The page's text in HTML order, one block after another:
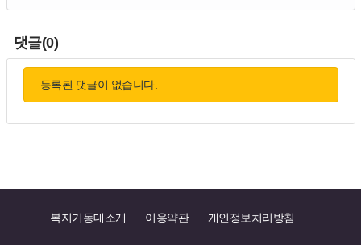
댓글(0)
등록된 댓글이 없습니다.
복지기동대소개 이용약관 개인정보처리방침